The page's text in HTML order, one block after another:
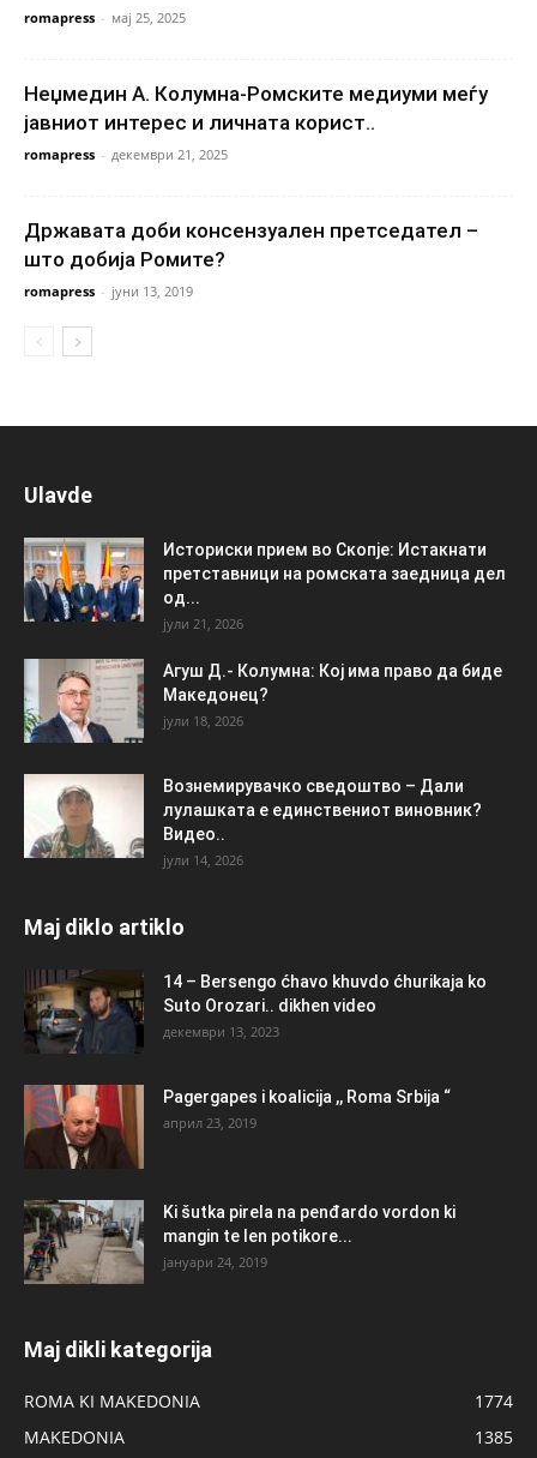
romapress - мај 25, 2025
Неџмедин А. Колумна-Ромските медиуми меѓу
јавниот интерес и личната корист..
romapress - декември 21, 2025
Државата доби консензуален претседател –
што добија Ромите?
romapress - јуни 13, 2019
Ulavde
Историски прием во Скопје: Истакнати
претставници на ромската заедница дел
од...
јули 21, 2026
Агуш Д.- Колумна: Кој има право да биде
Македонец?
јули 18, 2026
Вознемирувачко сведоштво – Дали
лулашката е единствениот виновник?
Видео..
јули 14, 2026
Maj diklo artiklo
14 – Bersengo ćhavo khuvdo ćhurikaja ko
Suto Orozari.. dikhen video
декември 13, 2023
Pagergapes i koalicija ,, Roma Srbija “
април 23, 2019
Ki šutka pirela na penđardo vordon ki
mangin te len potikore...
јануари 24, 2019
Maj dikli kategorija
ROMA KI MAKEDONIA
1774
MAKEDONIA
1385